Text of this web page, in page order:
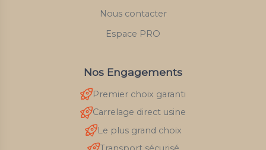
Nous contacter
Espace PRO
Nos Engagements
Premier choix garanti
Carrelage direct usine
Le plus grand choix